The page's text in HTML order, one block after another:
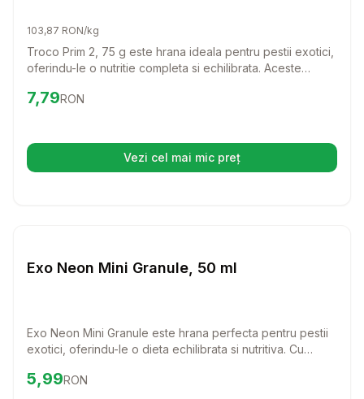
103,87 RON/kg
Troco Prim 2, 75 g este hrana ideala pentru pestii exotici,
oferindu-le o nutritie completa si echilibrata. Aceste
adora fiecare inghititura!
Preț:7.79
7,79RON
Vezi cel mai mic preț(se deschide într-o filă nouă)
Exo Neon Mini Granule, 50 ml
Exo Neon Mini Granule este hrana perfecta pentru pestii
exotici, oferindu-le o dieta echilibrata si nutritiva. Cu
pestii tai vor straluci de sanatate si vitalitate!
Preț:5.99
5,99RON